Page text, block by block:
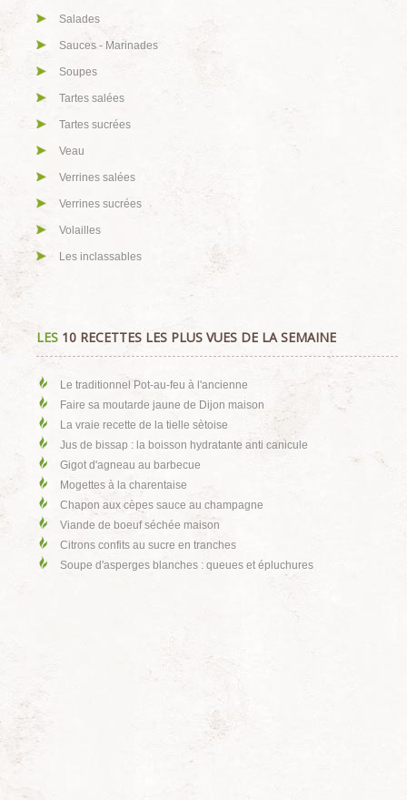
Salades
Sauces - Marinades
Soupes
Tartes salées
Tartes sucrées
Veau
Verrines salées
Verrines sucrées
Volailles
Les inclassables
LES 10 RECETTES LES PLUS VUES DE LA SEMAINE
Le traditionnel Pot-au-feu à l'ancienne
Faire sa moutarde jaune de Dijon maison
La vraie recette de la tielle sètoise
Jus de bissap : la boisson hydratante anti canicule
Gigot d'agneau au barbecue
Mogettes à la charentaise
Chapon aux cèpes sauce au champagne
Viande de boeuf séchée maison
Citrons confits au sucre en tranches
Soupe d'asperges blanches : queues et épluchures